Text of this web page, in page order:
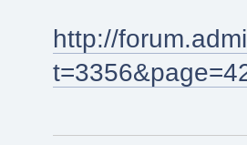
http://